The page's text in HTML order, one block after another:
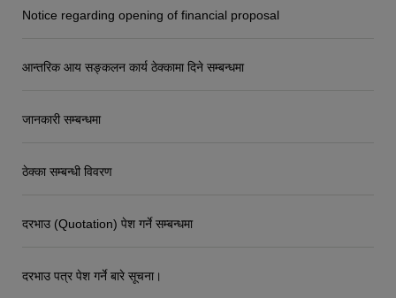
Notice regarding opening of financial proposal
आन्तरिक आय सङ्कलन कार्य ठेक्कामा दिने सम्बन्धमा
जानकारी सम्बन्धमा
ठेक्का सम्बन्धी विवरण
दरभाउ (Quotation) पेश गर्ने सम्बन्धमा
दरभाउ पत्र पेश गर्ने बारे सूचना।